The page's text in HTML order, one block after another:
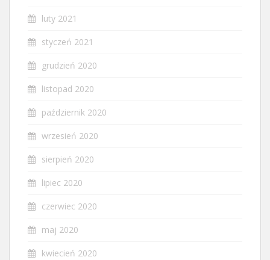
luty 2021
styczeń 2021
grudzień 2020
listopad 2020
październik 2020
wrzesień 2020
sierpień 2020
lipiec 2020
czerwiec 2020
maj 2020
kwiecień 2020